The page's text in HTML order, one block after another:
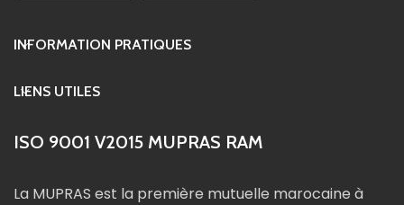
INFORMATION PRATIQUES
LIENS UTILES
ISO 9001 V2015 MUPRAS RAM
La MUPRAS est la première mutuelle marocaine à